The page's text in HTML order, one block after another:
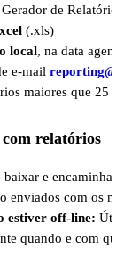
de
(.xls)
local, na data
e-mail
maiores que 25
com relatórios
e encaminhar
enviados com os
estiver off-line: Útil
quando e com